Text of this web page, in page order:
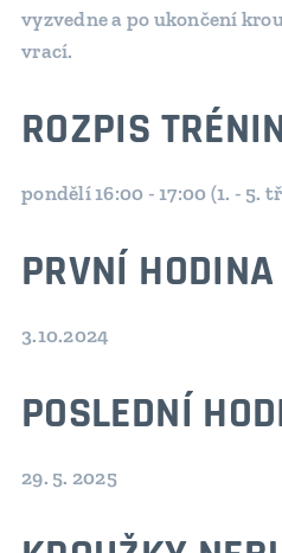
vyzvedne a po ukončení
vrací.
ROZPIS
pondělí 16:00 - 17:00 (1. - 5.
PRVNÍ HODINA
3.10.2024
POSLEDNÍ
29. 5. 2025